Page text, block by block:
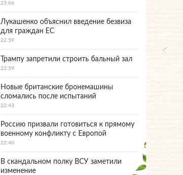
23:06
Лукашенко объяснил введение безвиза
для граждан ЕС
22:59
Трампу запретили строить бальный зал
22:59
Новые британские бронемашины
сломались после испытаний
22:43
Россию призвали готовиться к прямому
военному конфликту с Европой
22:40
В скандальном полку ВСУ заметили
изменение